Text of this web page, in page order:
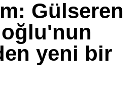
Gülseren
yeni bir